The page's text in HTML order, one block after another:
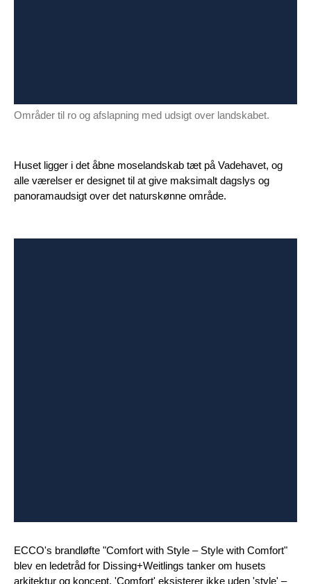
Områder til ro og afslapning med udsigt over landskabet.
Huset ligger i det åbne moselandskab tæt på Vadehavet, og
alle værelser er designet til at give maksimalt dagslys og
panoramaudsigt over det naturskønne område.
ECCO's brandløfte "Comfort with Style – Style with Comfort"
blev en ledetråd for Dissing+Weitlings tanker om husets
arkitektur og koncept. 'Comfort' eksisterer ikke uden 'style' –